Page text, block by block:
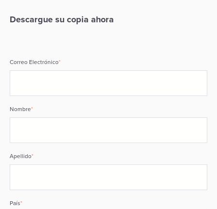
Descargue su copia ahora
Correo Electrónico*
Nombre*
Apellido*
País*